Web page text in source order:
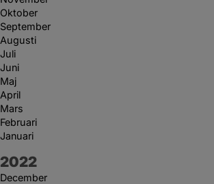
Oktober
September
Augusti
Juli
Juni
Maj
April
Mars
Februari
Januari
År:
2022
December